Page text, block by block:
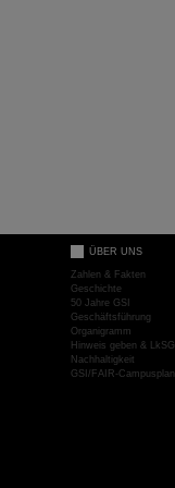
ÜBER UNS
Zahlen & Fakten
Geschichte
50 Jahre GSI
Geschäftsführung
Organigramm
Hinweis geben & LkSG
Nachhaltigkeit
GSI/FAIR-Campusplan